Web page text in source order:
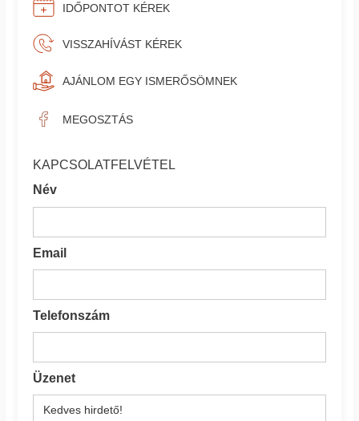
IDŐPONTOT KÉREK
VISSZAHÍVÁST KÉREK
AJÁNLOM EGY ISMERŐSÖMNEK
MEGOSZTÁS
KAPCSOLATFELVÉTEL
Név
Email
Telefonszám
Üzenet